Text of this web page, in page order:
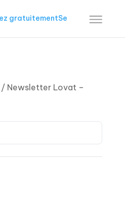
gratuitementSe
/ Newsletter Lovat –